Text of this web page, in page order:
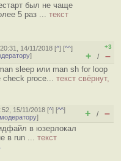
был не чаще
5 раз ... текст
14/11/2018 [^] [^^]
]
+3
+ / –
sleep или man sh for loop
check proce... текст свёрнут,
15/11/2018 [^] [^^]
] + / –
в юзерлокал
в run ... текст